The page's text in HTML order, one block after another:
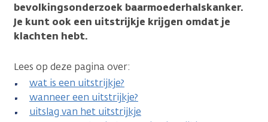
bevolkingsonderzoek baarmoederhalskanker.
Je kunt ook een uitstrijkje krijgen omdat je
klachten hebt.
Lees op deze pagina over:
wat is een uitstrijkje?
wanneer een uitstrijkje?
uitslag van het uitstrijkje